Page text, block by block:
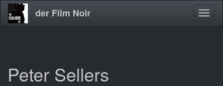
Direkt
zum
der Film Noir
Peter Sellers